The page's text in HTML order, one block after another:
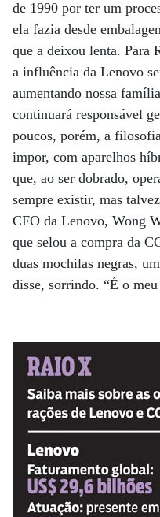
de 1990 por ter um
ela fazia desde
que a deixou lenta. Para
a influência da Lenovo
aumentando nossa
continuará responsável
poucos, porém, a
impor, com aparelhos
que, ao ser dobrado,
sempre existir, mas
CFO da Lenovo, Wong
que selou a compra da
duas mochilas negras,
disse, sorrindo. “É o